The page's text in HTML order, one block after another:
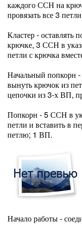
каждого ССН на
провязать все 3
Кластер -
крючке, 3 ССН в
петли с крючка
Начальный попкорн
вынуть крючок из
цепочки из 3-х ВП,
Попкорн - 5 ССН в
петли и вставить в
петлю; 1 ВП.
Начало работы -